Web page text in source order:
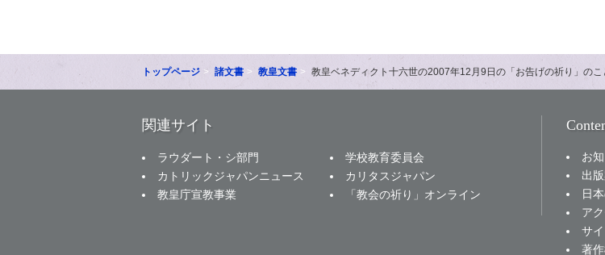
トップページ 諸文書 教皇文書 教皇ベネディクト十六世の2007年12月9日の「お告げの祈り」の
関連サイト
ラウダート・シ部門
学校教育委員会
カトリックジャパンニュース
カリタスジャパン
教皇庁宣教事業
「教会の祈り」オンライン
お
出
日
ア
サ
著